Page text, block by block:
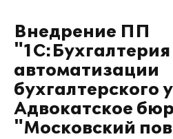
Внедрение ПП
автоматизации
бухгалтерского
Адвокатское
"Московский